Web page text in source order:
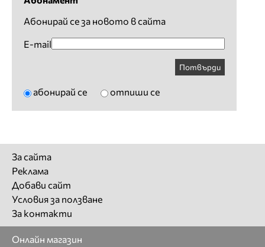
Абонирай се за новото в сайта
E-mail
Потвърди
абонирай се отпиши се
За сайта
Реклама
Добави сайт
Условия за ползване
За контакти
Онлайн магазин